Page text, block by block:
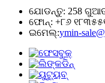
ଯୋଡନ୍ତୁ: 258
ଫୋନ୍: +୮୬
ଇମେଲ୍:ymin-